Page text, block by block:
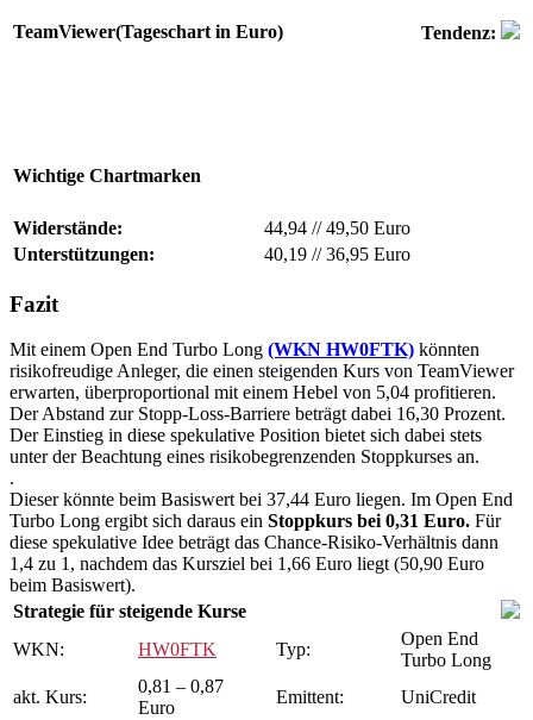
TeamViewer(Tageschart in Euro) Tendenz:
Wichtige Chartmarken
Widerstände: 44,94 //49,50 Euro
Unterstützungen:
40,19 //36,95 Euro
Fazit
Mit einem Open End Turbo Long (WKN HW0FTK) könnten
risikofreudige Anleger, die einen steigenden Kurs von TeamViewer
erwarten, überproportional mit einem Hebel von 5,04 profitieren.
Der Abstand zur Stopp-Loss-Barriere beträgt dabei 16,30 Prozent.
Der Einstieg in diese spekulative Position bietet sich dabei stets
unter der Beachtung eines risikobegrenzenden Stoppkurses an.
.
Dieser könnte beim Basiswert bei 37,44 Euro liegen. Im Open End
Turbo Long ergibt sich daraus ein Stoppkurs bei 0,31 Euro. Für
diese spekulative Idee beträgt das Chance-Risiko-Verhältnis dann
1,4 zu 1, nachdem das Kursziel bei 1,66 Euro liegt (50,90 Euro
beim Basiswert).
Strategie für steigende Kurse
WKN:
HW0FTK Typ:
Open End
Turbo Long
akt. Kurs:
0,81 – 0,87
Euro
Emittent:
UniCredit